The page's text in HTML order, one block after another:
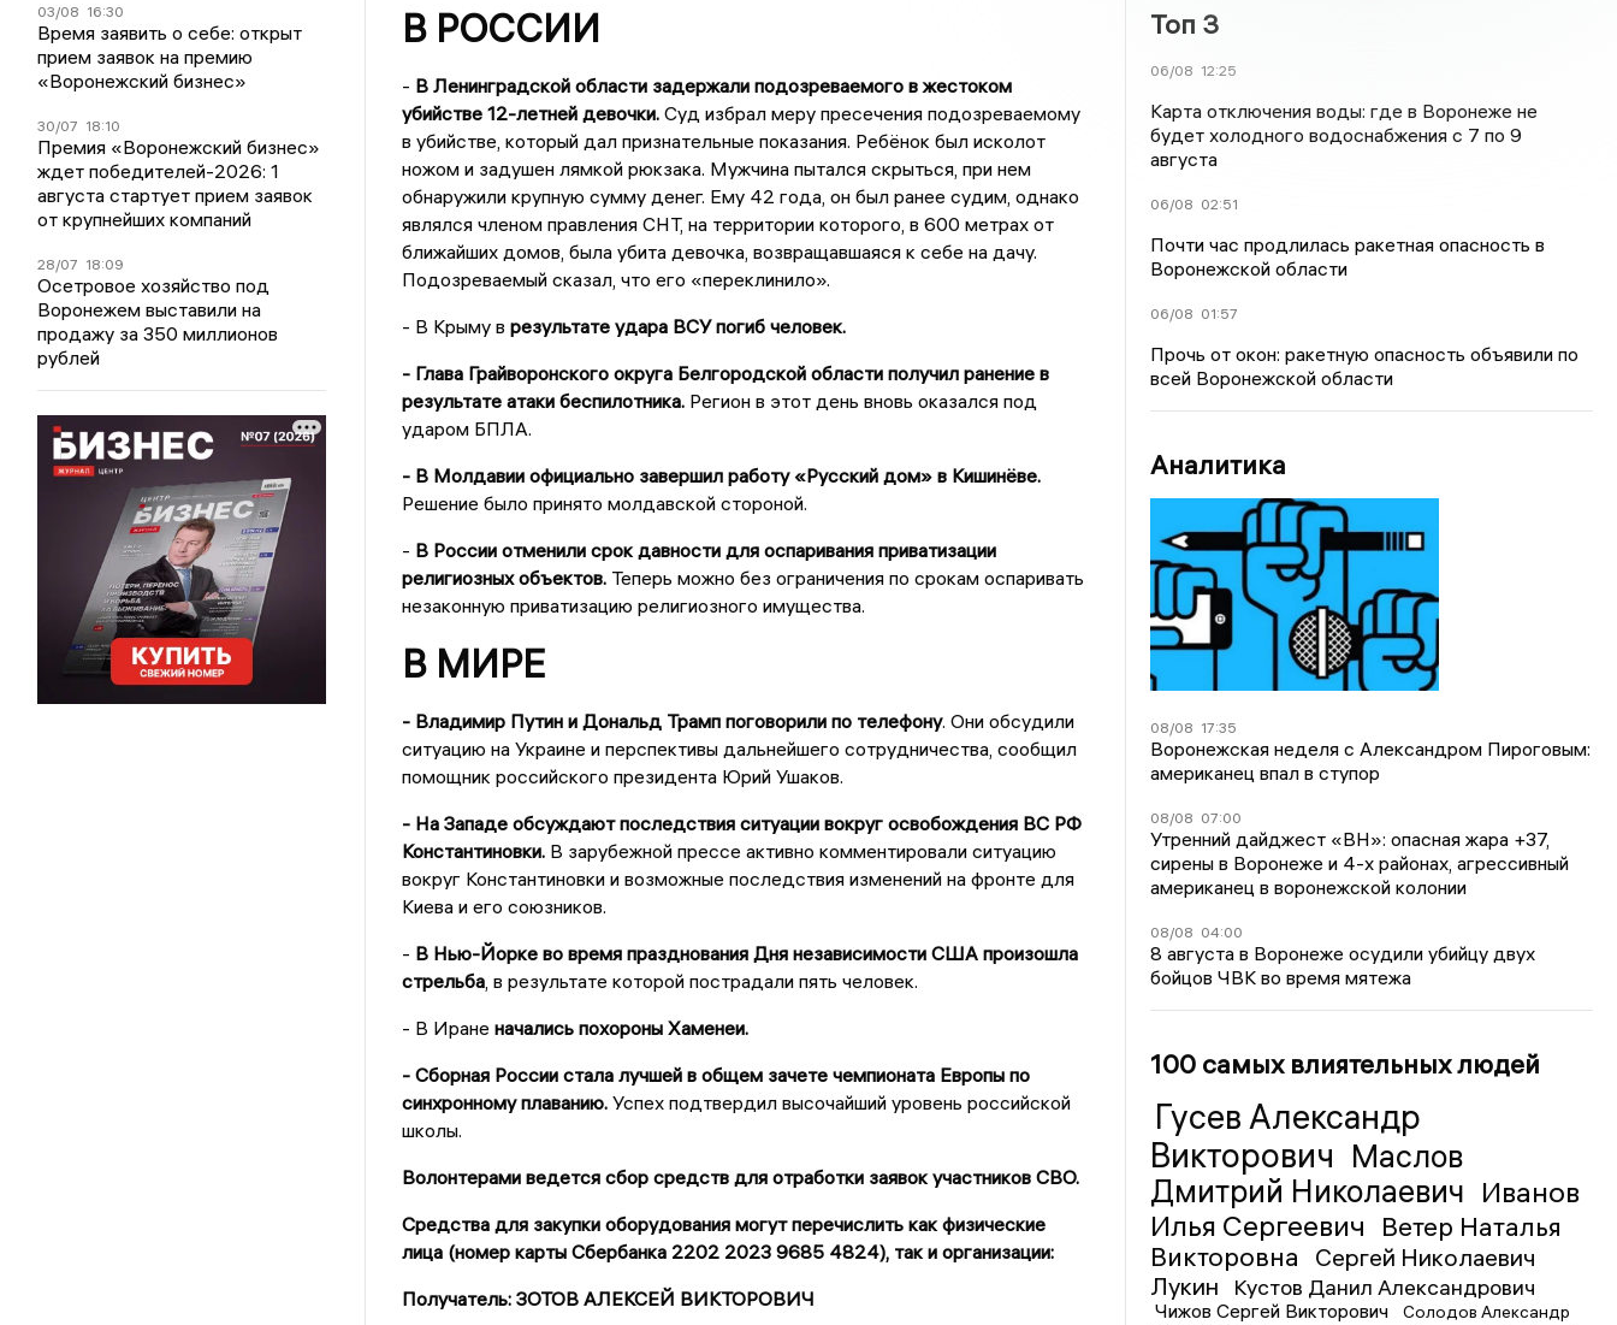
03/08 16:30
Время заявить о себе: открыт
прием заявок на премию
«Воронежский бизнес»
30/07 18:10
Премия «Воронежский бизнес»
ждет победителей-2026: 1
августа стартует прием заявок
от крупнейших компаний
28/07 18:09
Осетровое хозяйство под
Воронежем выставили на
продажу за 350 миллионов
рублей
В РОССИИ
- В Ленинградской области задержали подозреваемого в жестоком
убийстве 12-летней девочки.Суд избрал меру пресечения подозреваемому
в убийстве, который дал признательные показания. Ребёнок был исколот
ножом и задушен лямкой рюкзака. Мужчина пытался скрыться, при нем
обнаружили крупную сумму денег. Ему 42 года, он был ранее судим, однако
являлся членом правления СНТ, на территории которого, в 600 метрах от
ближайших домов, была убита девочка, возвращавшаяся к себе на дачу.
Подозреваемый сказал, что его «переклинило».
- В Крыму в результате удара ВСУ погиб человек.
- Глава Грайворонского округа Белгородской области получил ранение в
результате атаки беспилотника.Регион в этот день вновь оказался под
ударом БПЛА.
- В Молдавии официально завершил работу «Русский дом» в Кишинёве.
Решение было принято молдавской стороной.
- В России отменили срок давности для оспаривания приватизации
религиозных объектов.Теперь можно без ограничения по срокам оспаривать
незаконную приватизацию религиозного имущества.
В МИРЕ
- Владимир Путин и Дональд Трамп поговорили по телефону. Они обсудили
ситуацию на Украине и перспективы дальнейшего сотрудничества, сообщил
помощник российского президента Юрий Ушаков.
- На Западе обсуждают последствия ситуации вокруг освобождения ВС РФ
Константиновки.В зарубежной прессе активно комментировали ситуацию
вокруг Константиновки и возможные последствия изменений на фронте для
Киева и его союзников.
- В Нью-Йорке во время празднования Дня независимости США произошла
стрельба, в результате которой пострадали пять человек.
- В Иране начались похороны Хаменеи.
- Сборная России стала лучшей в общем зачете чемпионата Европы по
синхронному плаванию.Успех подтвердил высочайший уровень российской
школы.
Волонтерами ведется сбор средств для отработки заявок участников СВО.
Средства для закупки оборудования могут перечислить как физические
лица (номер карты Сбербанка 2202 2023 9685 4824), так и организации:
Получатель: ЗОТОВ АЛЕКСЕЙ ВИКТОРОВИЧ
Топ 3
06/08 12:25
Карта отключения воды: где в Воронеже не
будет холодного водоснабжения с 7 по 9
августа
06/08 02:51
Почти час продлилась ракетная опасность в
Воронежской области
06/08 01:57
Прочь от окон: ракетную опасность объявили по
всей Воронежской области
Аналитика
08/08 17:35
Воронежская неделя с Александром Пироговым:
американец впал в ступор
08/08 07:00
Утренний дайджест «ВН»: опасная жара +37,
сирены в Воронеже и 4-х районах, агрессивный
американец в воронежской колонии
08/08 04:00
8 августа в Воронеже осудили убийцу двух
бойцов ЧВК во время мятежа
100 самых влиятельных людей
Гусев Александр
Викторович Маслов
Дмитрий Николаевич Иванов
Илья Сергеевич
Ветер Наталья
Викторовна
Сергей Николаевич
Лукин
Кустов Данил Александрович
Чижов Сергей Викторович
Солодов Александр